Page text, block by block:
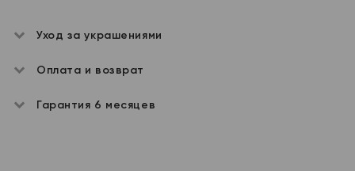
Уход за украшениями
Оплата и возврат
Гарантия 6 месяцев